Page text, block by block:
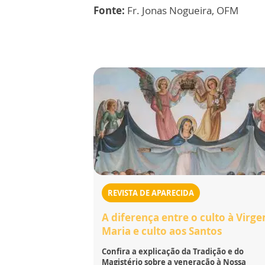
Fonte: Fr. Jonas Nogueira, OFM
REVISTA DE APARECIDA
A diferença entre o culto à
Maria e culto aos Santos
Confira a explicação da Tradição e do
Magistério sobre a veneração à Nossa